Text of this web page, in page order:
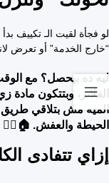
لو فجأة لقيت الـ تكييف
“خارج الخدمة” أو تعرض
ليه ده بيحصل؟ مع
الفلاتر، وبتتكون
الميه مش بتلاقي طريق
الحيطة والعفش. 🏠🤦‍♂️
إزاي تتفادى